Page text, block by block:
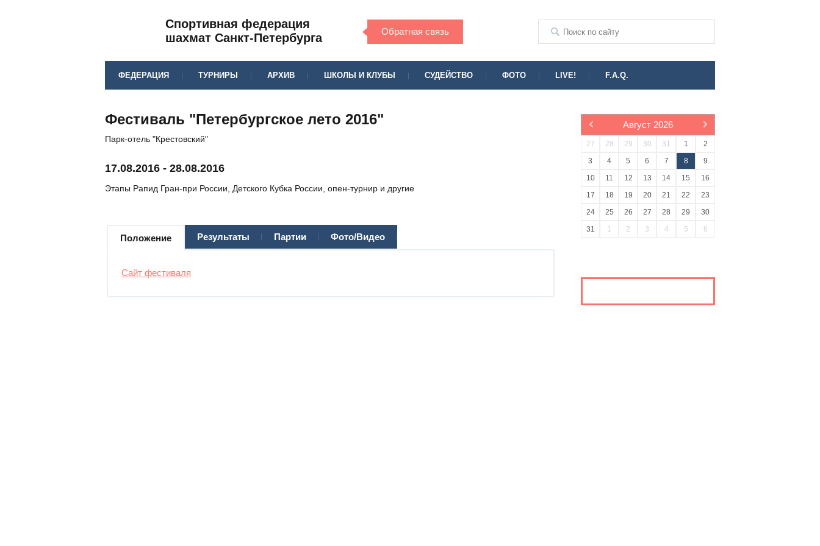
Спортивная федерация
шахмат Санкт-Петербурга
Обратная связь
ФЕДЕРАЦИЯ ТУРНИРЫ АРХИВ ШКОЛЫ И КЛУБЫ СУДЕЙСТВО ФОТО LIVE! F.A.Q.
Фестиваль "Петербургское лето 2016"
Парк-отель "Крестовский"
17.08.2016 - 28.08.2016
Этапы Рапид Гран-при России, Детского Кубка России, опен-турнир и другие
Положение Результаты Партии Фото/Видео
Сайт фестиваля
Август 2026
27 28 29 30 31 1
2
3
4 5 6 7 8
9
10
11 12 13 14 15
16
17
18 19 20 21 22
23
24
25 26 27 28 29
30
31
1 2 3 4 5 6